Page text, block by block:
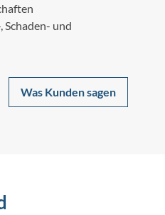
Schaden- und
Was Kunden sagen